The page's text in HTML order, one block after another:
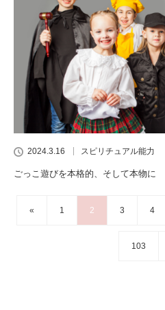
2024.3.16 スピリチュアル能力
ごっこ遊びを本格的、そして本物に
« 1 2 3 4
103